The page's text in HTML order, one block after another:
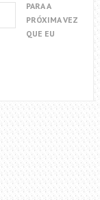
PARA A
PRÓXIMA VEZ
QUE EU